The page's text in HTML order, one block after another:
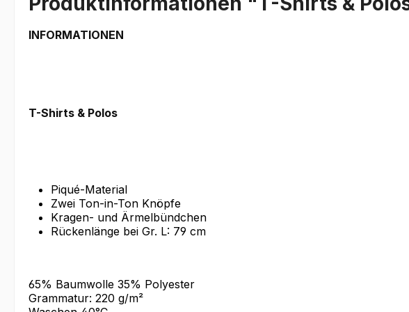
INFORMATIONEN
T-Shirts & Polos
Piqué-Material
Zwei Ton-in-Ton Knöpfe
Kragen- und Ärmelbündchen
Rückenlänge bei Gr. L: 79 cm
65% Baumwolle 35% Polyester
Grammatur: 220 g/m²